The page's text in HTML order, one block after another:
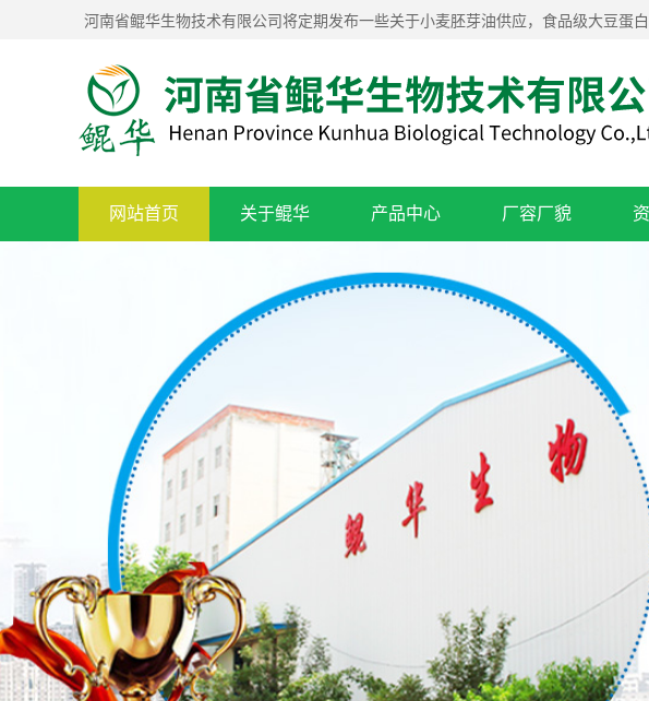
河南省鲲华生物技术有限公司将定期发布一些关于小麦胚芽油供应，食品级大豆蛋
网站首页 关于鲲华 产品中心 厂容厂貌